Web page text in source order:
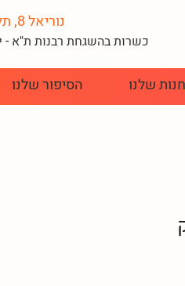
נוריאל 8, תל אביב יפו (שוק התקווה) | משלוחים בכל גוש דן
כשרות בהשגחת רבנות ת"א -
שלנו הסיפור שלנו